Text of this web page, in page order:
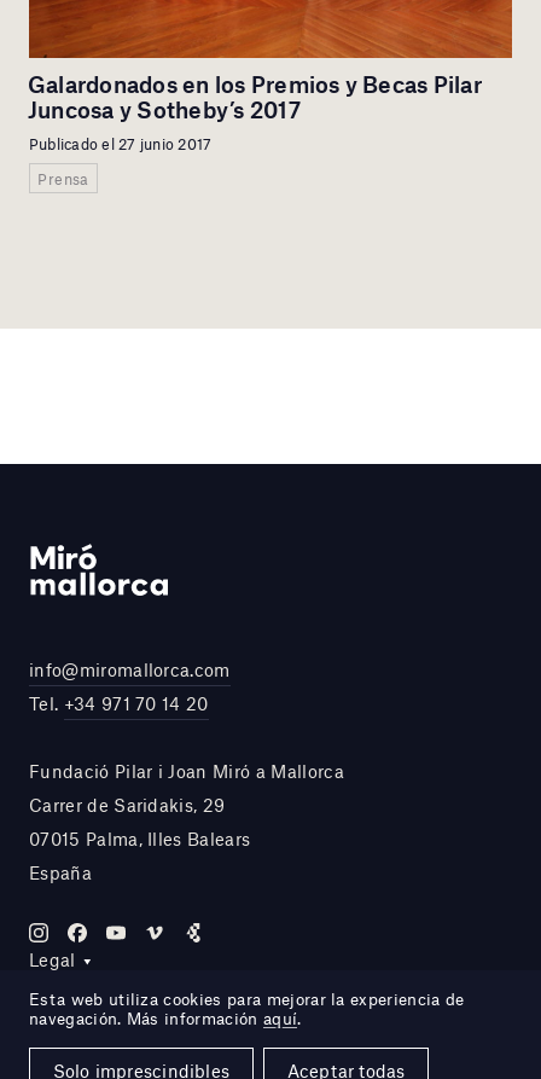
Galardonados en los Premios y Becas Pilar
Juncosa y Sotheby’s 2017
Publicado el 27 junio 2017
Prensa
info@miromallorca.com
Tel. +34 971 70 14 20
Fundació Pilar i Joan Miró a Mallorca
Carrer de Saridakis, 29
07015 Palma, Illes Balears
España
Legal
Site by DOMO—A
Esta web utiliza cookies para mejorar la experiencia de
navegación. Más información aquí.
Solo imprescindibles Aceptar todas